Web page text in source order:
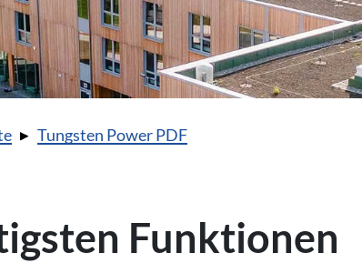
Tungsten Power PDF
Funktionen